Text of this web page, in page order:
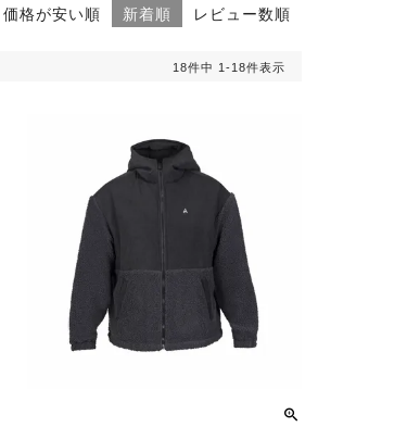
価格が安い順 新着順 レビュー数順
18件中 1 -18件表示